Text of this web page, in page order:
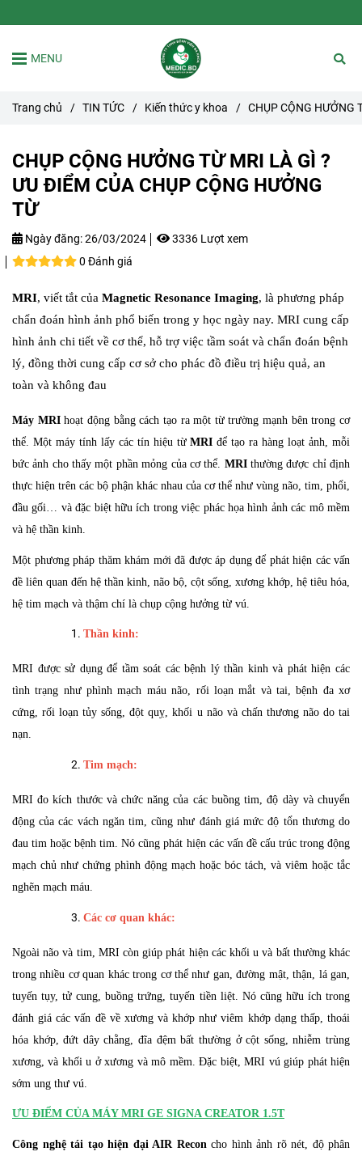
MENU
Trang chủ / TIN TỨC / Kiến thức y khoa / CHỤP CỘNG HƯỞNG
CHỤP CỘNG HƯỞNG TỪ MRI LÀ GÌ ?
ƯU ĐIỂM CỦA CHỤP CỘNG HƯỞNG
TỪ
Ngày đăng:26/03/2024
3336 Lượt xem
0 Đánh giá
MRI, viết tắt của Magnetic Resonance Imaging, là phương pháp
chẩn đoán hình ảnh phổ biến trong y học ngày nay. MRI cung cấp
hình ảnh chi tiết về cơ thể, hỗ trợ việc tầm soát và chẩn đoán bệnh
lý, đồng thời cung cấp cơ sở cho phác đồ điều trị hiệu quả, an
toàn và không đau
Máy MRIhoạt động bằng cách tạo ra một từ trường mạnh bên trong cơ
thể. Một máy tính lấy các tín hiệu từMRI để tạo ra hàng loạt ảnh, mỗi
bức ảnh cho thấy một phần mỏng của cơ thể. MRIthường được chỉ định
thực hiện trên các bộ phận khác nhau của cơ thể như vùng não, tim, phổi,
đầu gối… và đặc biệt hữu ích trong việc phác họa hình ảnh các mô mềm
và hệ thần kinh.
Một phương pháp thăm khám mới đã được áp dụng để phát hiện các vấn
đề liên quan đến hệ thần kinh, não bộ, cột sống, xương khớp, hệ tiêu hóa,
hệ tim mạch và thậm chí là chụp cộng hưởng từ vú.
Thần kinh:
MRI được sử dụng để tầm soát các bệnh lý thần kinh và phát hiện các
tình trạng như phình mạch máu não, rối loạn mắt và tai, bệnh đa xơ
cứng, rối loạn tủy sống, đột quỵ, khối u não và chấn thương não do tai
nạn.
Tim mạch:
MRI đo kích thước và chức năng của các buồng tim, độ dày và chuyển
động của các vách ngăn tim, cũng như đánh giá mức độ tổn thương do
đau tim hoặc bệnh tim. Nó cũng phát hiện các vấn đề cấu trúc trong động
mạch chủ như chứng phình động mạch hoặc bóc tách, và viêm hoặc tắc
nghẽn mạch máu.
Các cơ quan khác:
Ngoài não và tim, MRI còn giúp phát hiện các khối u và bất thường khác
trong nhiều cơ quan khác trong cơ thể như gan, đường mật, thận, lá gan,
tuyến tụy, tử cung, buồng trứng, tuyến tiền liệt. Nó cũng hữu ích trong
đánh giá các vấn đề về xương và khớp như viêm khớp dạng thấp, thoái
hóa khớp, đứt dây chằng, đĩa đệm bất thường ở cột sống, nhiễm trùng
xương, và khối u ở xương và mô mềm. Đặc biệt, MRI vú giúp phát hiện
sớm ung thư vú.
ƯU ĐIỂM CỦA MÁY MRI GE SIGNA CREATOR 1.5T
Công nghệ tái tạo hiện đại AIR Recon cho hình ảnh rõ nét, độ phân